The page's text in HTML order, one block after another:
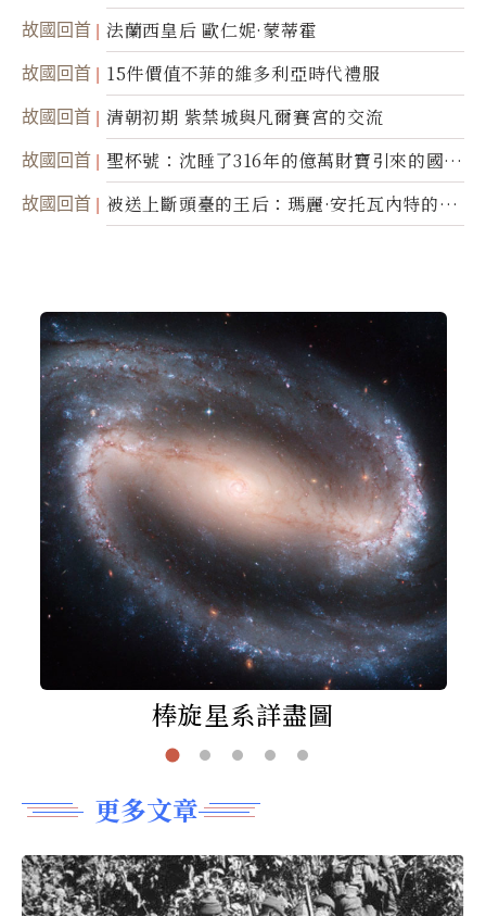
家喬治．歐威爾
故國回首 法蘭西皇后 歐仁妮·蒙蒂霍
故國回首 15件價值不菲的維多利亞時代禮服
故國回首 清朝初期 紫禁城與凡爾賽宮的交流
故國回首
聖杯號：沈睡了316年的億萬財寶引來的國際
糾紛
故國回首
被送上斷頭臺的王后：瑪麗·安托瓦內特的悲
慘命運
棒旋星系詳盡圖
更多文章